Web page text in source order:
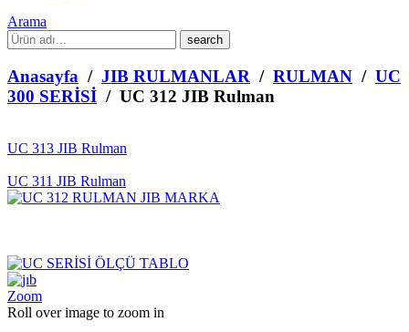
Arama
What
are
you
looking
for?
Anasayfa / JIB RULMANLAR / RULMAN / UC
300 SERİSİ / UC 312 JIB Rulman
UC 313 JIB Rulman
UC 311 JIB Rulman
Zoom
Roll over image to zoom in